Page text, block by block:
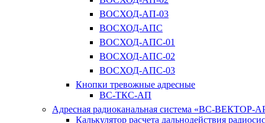
ВОСХОД-АП-03
ВОСХОД-АПС
ВОСХОД-АПС-01
ВОСХОД-АПС-02
ВОСХОД-АПС-03
Кнопки тревожные адресные
ВС-ТКС-АП
Адресная радиоканальная система «ВС-ВЕКТОР-
Калькулятор расчета дальнодействия